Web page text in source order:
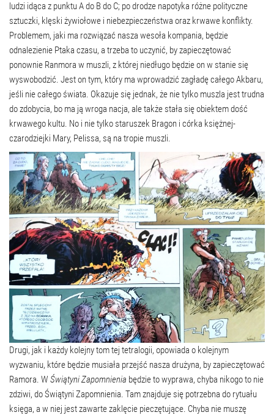
ludzi idąca z punktu A do B do C; po drodze napotyka różne polityczne
sztuczki, klęski żywiołowe i niebezpieczeństwa oraz krwawe konflikty.
Problemem, jaki ma rozwiązać nasza wesoła kompania, będzie
odnalezienie Ptaka czasu, a trzeba to uczynić, by zapieczętować
ponownie Ranmora w muszli, z której niedługo będzie on w stanie się
wyswobodzić. Jest on tym, który ma wprowadzić zagładę całego Akbaru,
jeśli nie całego świata. Okazuje się jednak, że nie tylko muszla jest trudna
do zdobycia, bo ma ją wroga nacja, ale także stała się obiektem dość
krwawego kultu. No i nie tylko staruszek Bragon i córka księżnej-
czarodziejki Mary, Pelissa, są na tropie muszli.
Drugi, jak i każdy kolejny tom tej tetralogii, opowiada o kolejnym
wyzwaniu, które będzie musiała przejść nasza drużyna, by zapieczętować
Ramora. W Świątyni Zapomnienia będzie to wyprawa, chyba nikogo to nie
zdziwi, do Świątyni Zapomnienia. Tam znajduje się potrzebna do rytuału
księga, a w niej jest zawarte zaklęcie pieczętujące. Chyba nie muszę